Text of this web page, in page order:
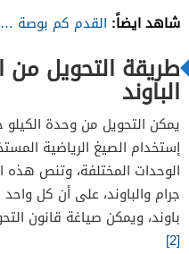
شاهد ايضاً: القدم كم بوصة …
طريقة التحويل من
الباوند
يمكن التحويل من وحدة الكيلو
إستخدام الصيغ الرياضية
الوحدات المختلفة، وتنص هذه
باوند، ويمكن صياغة قانون
[2]